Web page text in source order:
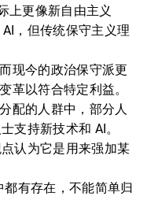
上更像新自由主义
，但传统保守主义理
现今的政治保守派更
革以符合特定利益。
配的人群中，部分人
支持新技术和 AI。
认为它是用来强加某
有存在，不能简单归